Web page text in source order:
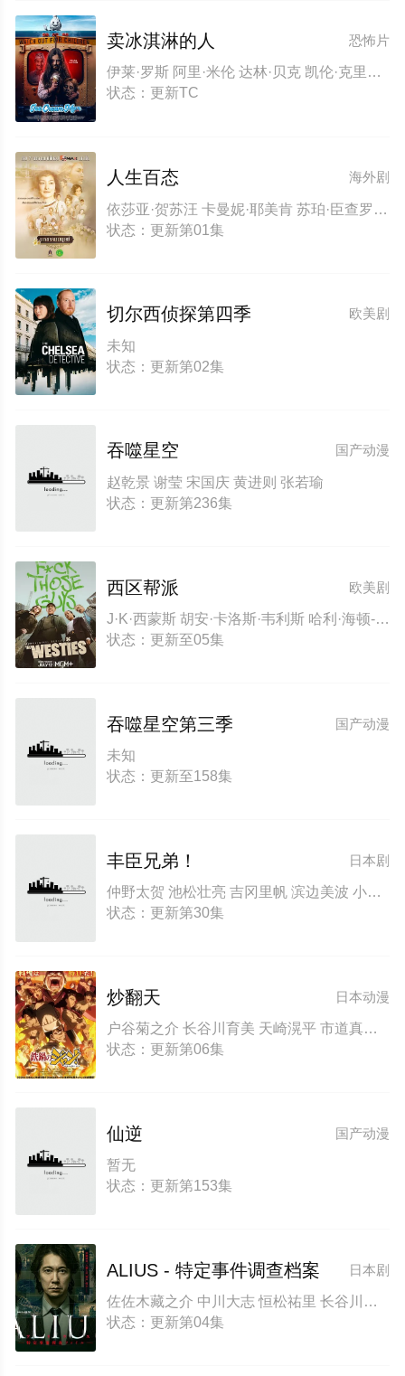
恐怖片
卖冰淇淋的人
伊莱·罗斯 阿里·米伦 达林·贝克 凯伦·克里奇 本·戴维斯 萨拉·阿伯特 罗德里戈·费尔南德斯-斯托尔 阿曼达·巴克 瑞恩·艾伦 洛克兰·雷·米勒 卡琳娜·巴特里克 迪伦·霍科 亚历克斯·阿姆布鲁斯特 查理·斯托里 斯特菲·迪多梅尼坎托尼奥
状态：更新TC
海外剧
人生百态
依莎亚·贺苏汪 卡曼妮·耶美肯 苏珀·臣查罗恩 卡诺查·姆亚丹 卡宁·淖布拉迪 塔纳塔特·库纳内克辛 阿梅娜·芘妮 坎丽亚·尼尔霍斯 吉迪帕·乔尔查伦 瓦塔纳苏查特·帕努德特 兰娅·斯亚侬
状态：更新第01集
欧美剧
切尔西侦探第四季
未知
状态：更新第02集
国产动漫
吞噬星空
赵乾景 谢莹 宋国庆 黄进则 张若瑜
状态：更新第236集
欧美剧
西区帮派
J·K·西蒙斯 胡安·卡洛斯·韦利斯 哈利·海顿-佩顿 凯伦·克里奇 克莱尔·兰金 罗恩·米德 杜安·基奥 马克·麦克雷 Will·Jeffs Maria·Dinn Andrea·Gallo Erniel·Baez Derwin·Phillips Honor·Spencer 凯蒂·莱恩
状态：更新至05集
国产动漫
吞噬星空第三季
未知
状态：更新至158集
日本剧
丰臣兄弟！
仲野太贺 池松壮亮 吉冈里帆 滨边美波 小栗旬 宫崎葵 安藤樱 白石圣 坂井真纪 宫泽艾玛 大东骏介 松下洸平 要润 中岛步 山口马木也 菅井友香 佳久创 井上和 滨田龙臣 仓泽杏菜 松本怜生
状态：更新第30集
日本动漫
炒翻天
户谷菊之介 长谷川育美 天崎滉平 市道真央 Mao Ichimichi 樱井孝宏 村田太志 小林裕介 杉田智和 Tomokazu Sugita 天田益男 津田健次郎
状态：更新第06集
国产动漫
仙逆
暂无
状态：更新第153集
日本剧
ALIUS - 特定事件调查档案
佐佐木藏之介 中川大志 恒松祐里 长谷川初范 猪塚健太 池田良 松浦祐也 大河内浩 山中崇 坂井真纪
状态：更新第04集